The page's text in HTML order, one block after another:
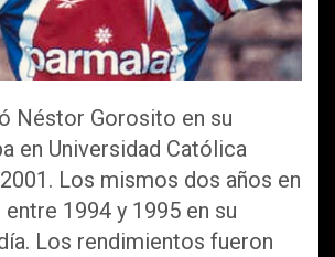
Néstor Gorosito en su
en Universidad Católica
Los mismos dos años en
1994 y 1995 en su
Los rendimientos fueron